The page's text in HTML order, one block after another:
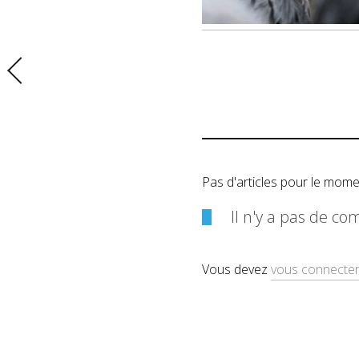
Pas d'articles pour le
Il n'y a pas de
Vous devez vous connecter